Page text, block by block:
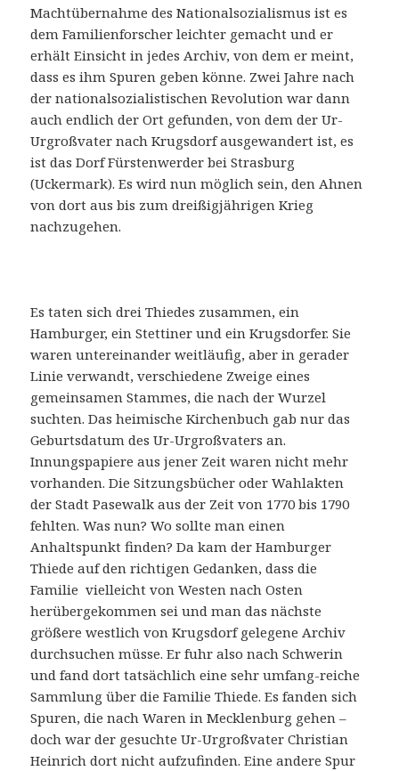
Machtübernahme des Nationalsozialismus ist es
dem Familienforscher leichter gemacht und er
erhält Einsicht in jedes Archiv, von dem er meint,
dass es ihm Spuren geben könne. Zwei Jahre nach
der nationalsozialistischen Revolution war dann
auch endlich der Ort gefunden, von dem der Ur-
Urgroßvater nach Krugsdorf ausgewandert ist, es
ist das Dorf Fürstenwerder bei Strasburg
(Uckermark). Es wird nun möglich sein, den Ahnen
von dort aus bis zum dreißigjährigen Krieg
nachzugehen.
Es taten sich drei Thiedes zusammen, ein
Hamburger, ein Stettiner und ein Krugsdorfer. Sie
waren untereinander weitläufig, aber in gerader
Linie verwandt, verschiedene Zweige eines
gemeinsamen Stammes, die nach der Wurzel
suchten. Das heimische Kirchenbuch gab nur das
Geburtsdatum des Ur-Urgroßvaters an.
Innungspapiere aus jener Zeit waren nicht mehr
vorhanden. Die Sitzungsbücher oder Wahlakten
der Stadt Pasewalk aus der Zeit von 1770 bis 1790
fehlten. Was nun? Wo sollte man einen
Anhaltspunkt finden? Da kam der Hamburger
Thiede auf den richtigen Gedanken, dass die
Familie vielleicht von Westen nach Osten
herübergekommen sei und man das nächste
größere westlich von Krugsdorf gelegene Archiv
durchsuchen müsse. Er fuhr also nach Schwerin
und fand dort tatsächlich eine sehr umfang-reiche
Sammlung über die Familie Thiede. Es fanden sich
Spuren, die nach Waren in Mecklenburg gehen –
doch war der gesuchte Ur-Urgroßvater Christian
Heinrich dort nicht aufzufinden. Eine andere Spur